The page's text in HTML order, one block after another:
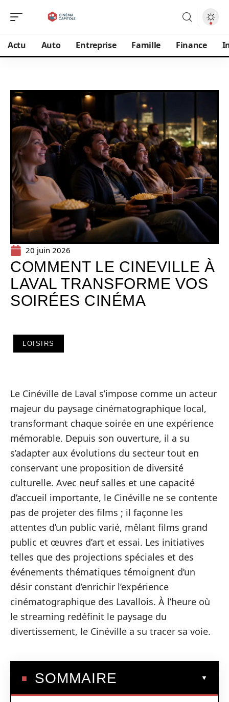
Actu Auto Entreprise Famille Finance
20 juin 2026
COMMENT LE CINEVILLE À
LAVAL TRANSFORME VOS
SOIRÉES CINÉMA
LOISIRS
Le Cinéville de Laval s’impose comme un acteur
majeur du paysage cinématographique local,
transformant chaque soirée en une expérience
mémorable. Depuis son ouverture, il a su
s’adapter aux évolutions du secteur tout en
conservant une proposition de diversité
culturelle. Avec neuf salles et une capacité
d’accueil importante, le Cinéville ne se contente
pas de projeter des films ; il façonne les
attentes d’un public varié, mêlant films grand
public et œuvres d’art et essai. Les initiatives
telles que des projections spéciales et des
événements thématiques témoignent d’un
désir constant d’enrichir l’expérience
cinématographique des Lavallois. À l’heure où
le streaming redéfinit le paysage du
divertissement, le Cinéville a su tracer sa voie.
SOMMAIRE